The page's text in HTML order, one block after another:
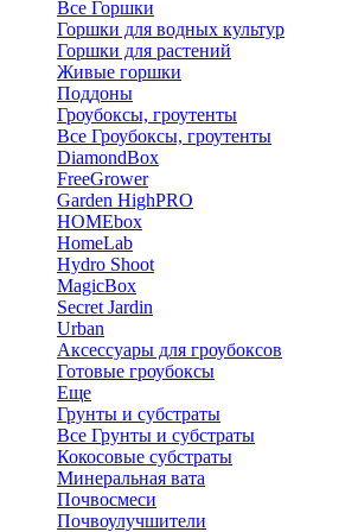
Все Горшки
Горшки для водных культур
Горшки для растений
Живые горшки
Поддоны
Гроубоксы, гроутенты
Все Гроубоксы, гроутенты
DiamondBox
FreeGrower
Garden HighPRO
HOMEbox
HomeLab
Hydro Shoot
MagicBox
Secret Jardin
Urban
Аксессуары для гроубоксов
Готовые гроубоксы
Еще
Грунты и субстраты
Все Грунты и субстраты
Кокосовые субстраты
Минеральная вата
Почвосмеси
Почвоулучшители